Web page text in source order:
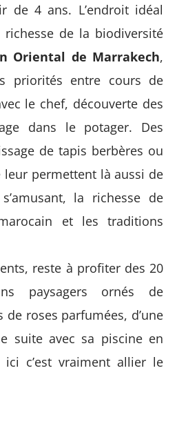
de 4 ans. L’endroit idéal
de la biodiversité
Oriental de Marrakech,
priorités entre cours de
le chef, découverte des
dans le potager. Des
de tapis berbères ou
leur permettent là aussi de
la richesse de
et les traditions
reste à profiter des 20
paysagers ornés de
roses parfumées, d’une
suite avec sa piscine en
c’est vraiment allier le